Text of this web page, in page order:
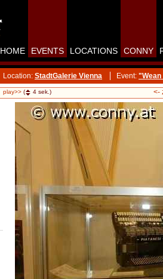
HOME EVENTS LOCATIONS CONNY
Location: StadtGalerie Vienna Event:
play>> ( 4 sek.) <-